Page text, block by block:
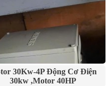
30Kw-4P Động Cơ Điện
30kw ,motor 40HP